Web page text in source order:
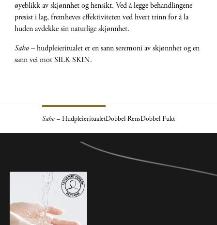
øyeblikk av skjønnhet og hensikt. Ved å legge behandlingene
presist i lag, fremheves effektiviteten ved hvert trinn for å la
huden avdekke sin naturlige skjønnhet.
Saho– hudpleieritualet er en sann seremoni av skjønnhet og en
sann vei mot SILK SKIN.
Saho – HudpleieritualetDobbel RensDobbel Fukt